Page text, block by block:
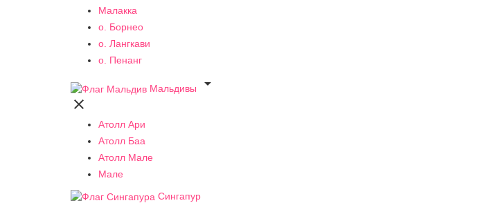
Малакка
о. Борнео
о. Лангкави
о. Пенанг
Мальдивы


Атолл Ари
Атолл Баа
Атолл Мале
Мале
Сингапур